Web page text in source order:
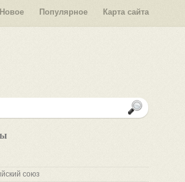
Новое Популярное Карта сайта
союз